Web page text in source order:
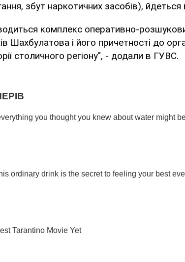
збут наркотичних засобів), йдеться
комплекс оперативно-
Шахбулатова і його причетності до
столичного регіону", - додали в ГУВС.